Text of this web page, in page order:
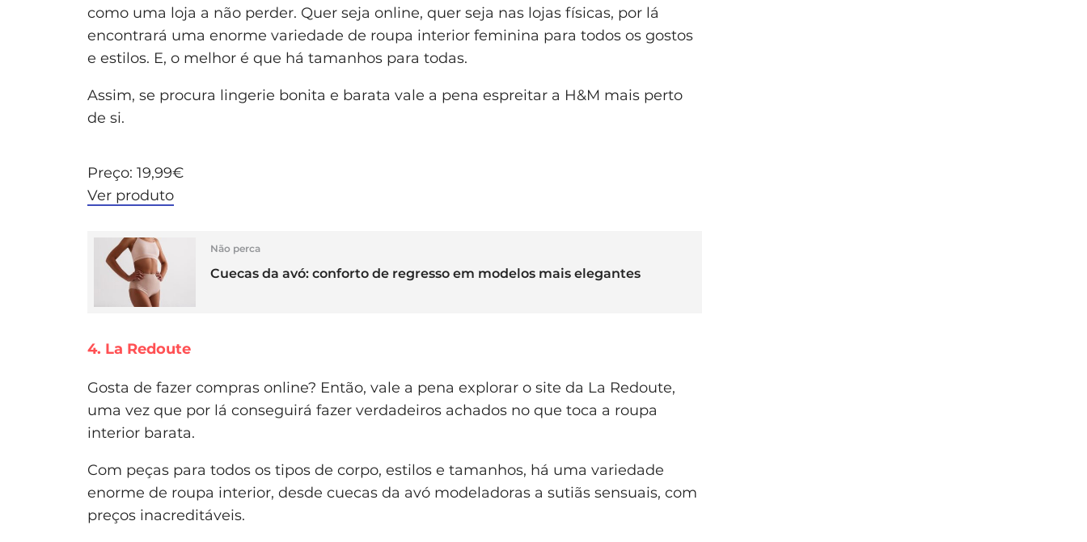
como uma loja a não perder. Quer seja online, quer seja nas lojas físicas, por lá
encontrará uma enorme variedade de roupa interior feminina para todos os gostos
e estilos. E, o melhor é que há tamanhos para todas.
Assim, se procura lingerie bonita e barata vale a pena espreitar a H&M mais perto
de si.
Preço: 19,99€
Ver produto
Não perca
Cuecas da avó: conforto de regresso em modelos mais elegantes
4. La Redoute
Gosta de fazer compras online? Então, vale a pena explorar o site da La Redoute,
uma vez que por lá conseguirá fazer verdadeiros achados no que toca a roupa
interior barata.
Com peças para todos os tipos de corpo, estilos e tamanhos, há uma variedade
enorme de roupa interior, desde cuecas da avó modeladoras a sutiãs sensuais, com
preços inacreditáveis.